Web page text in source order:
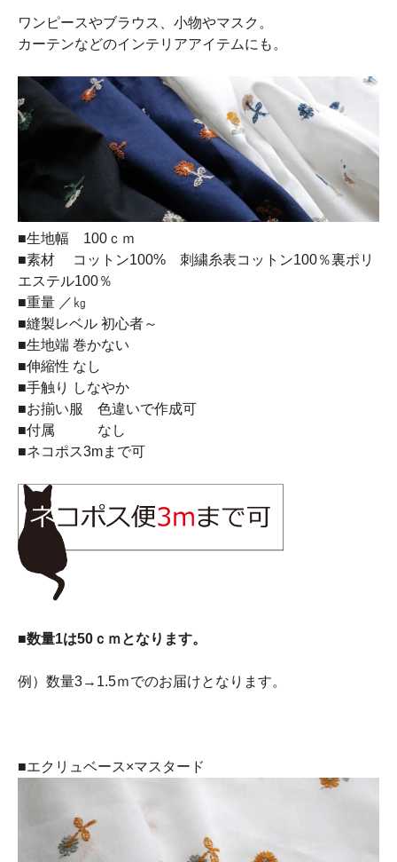
ワンピースやブラウス、小物やマスク。
カーテンなどのインテリアアイテムにも。
■生地幅 100ｃｍ
■素材 コットン100% 刺繍糸表コットン100％裏ポリ
エステル100％
■重量 ／㎏
■縫製レベル 初心者～
■生地端 巻かない
■伸縮性 なし
■手触り しなやか
■お揃い服 色違いで作成可
■付属 なし
■ネコポス3mまで可
■数量1は50ｃｍとなります。
例）数量3→1.5ｍでのお届けとなります。
■エクリュベース×マスタード